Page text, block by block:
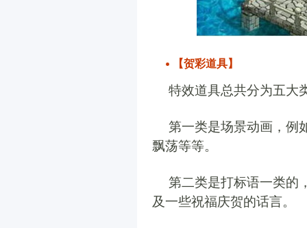
【贺彩道具】
特效道具总共分为五大
第一类是场景动画，例
飘荡等等。
第二类是打标语一类的
及一些祝福庆贺的话言。